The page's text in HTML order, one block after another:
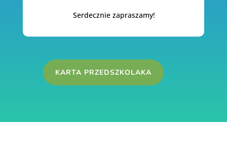
Serdecznie zapraszamy!
KARTA PRZEDSZKOLAKA